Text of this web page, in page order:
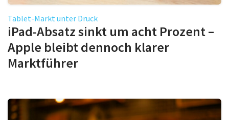
Tablet-Markt unter Druck
iPad-Absatz sinkt um acht Prozent –
Apple bleibt dennoch klarer
Marktführer